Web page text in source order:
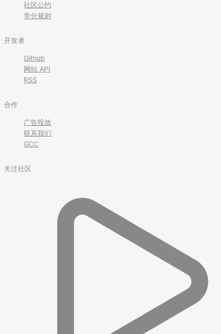
社区公约
学分规则
开发者
Github
网站 API
RSS
合作
广告投放
联系我们
GCC
关注社区